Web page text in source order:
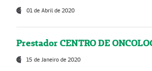
01 de Abril de 2020
Prestador CENTRO DE
15 de Janeiro de 2020